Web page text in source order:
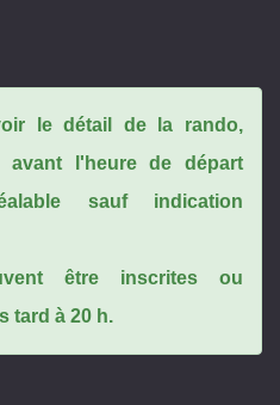
le détail de la rando,
avant l'heure de départ
sauf indication
être inscrites ou
tard à 20 h.